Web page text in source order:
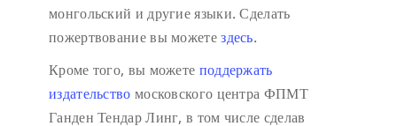
монгольский и другие языки. Сделать
пожертвование вы можетездесь.
Кроме того, вы можете поддержать
издательство московского центра ФПМТ
Ганден Тендар Линг, в том числе сделав